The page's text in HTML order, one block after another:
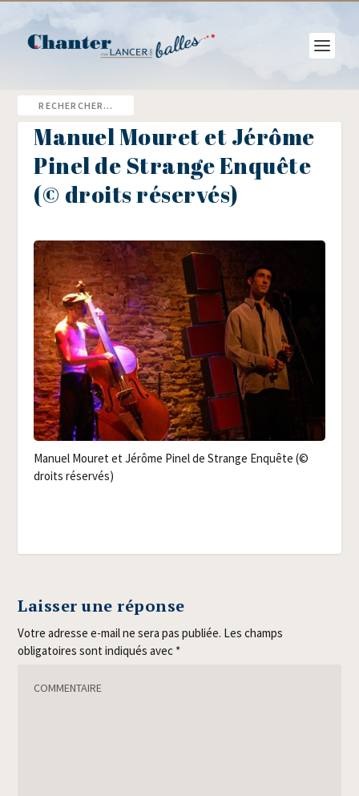
Manuel Mouret et Jérôme
Pinel de Strange Enquête
(© droits réservés)
Manuel Mou­ret et Jérôme Pinel de Strange Enquête (©
droits réservés)
Laisser une réponse
Votre adresse e-mail ne sera pas publiée. Les champs
obligatoires sont indiqués avec *